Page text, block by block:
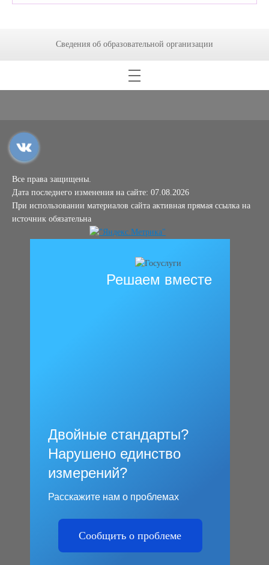
Сведения об образовательной организации
Все права защищены.
Дата последнего изменения на сайте: 07.08.2026
При использовании материалов сайта активная прямая ссылка на
источник обязательна
Решаем вместе
Двойные стандарты?
Нарушено единство
измерений?
Расскажите нам о проблемах
Сообщить о проблеме